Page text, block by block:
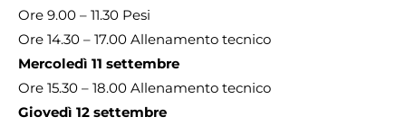
Ore 9.00 – 11.30 Pesi
Ore 14.30 – 17.00 Allenamento tecnico
Mercoledì 11 settembre
Ore 15.30 – 18.00 Allenamento tecnico
Giovedì 12 settembre